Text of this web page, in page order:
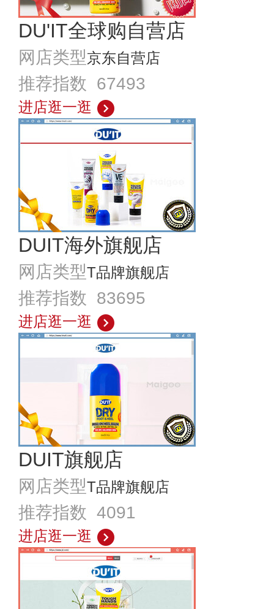
DU'IT全球购自营店
网店类型京东自营店
推荐指数 67493
进店逛一逛
DUIT海外旗舰店
网店类型T品牌旗舰店
推荐指数 83695
进店逛一逛
DUIT旗舰店
网店类型T品牌旗舰店
推荐指数 4091
进店逛一逛